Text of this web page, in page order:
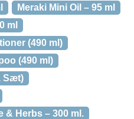
Meraki Mini Oil – 95 ml
ml
(490 ml)
(490 ml)
Sæt)
& Herbs – 300 ml.